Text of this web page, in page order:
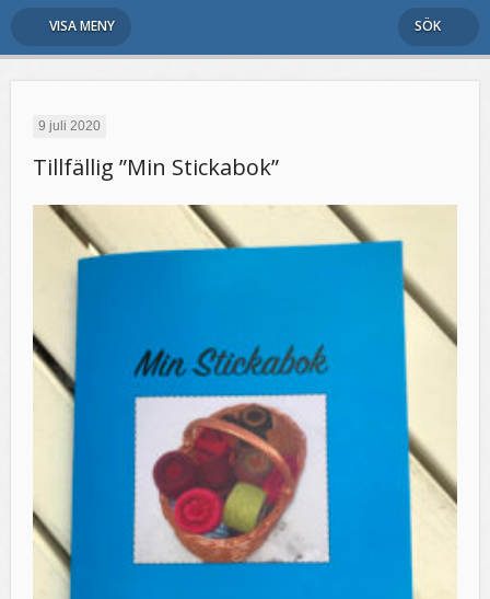
VISA MENY SÖK
9 juli 2020
Tillfällig ”Min Stickabok”